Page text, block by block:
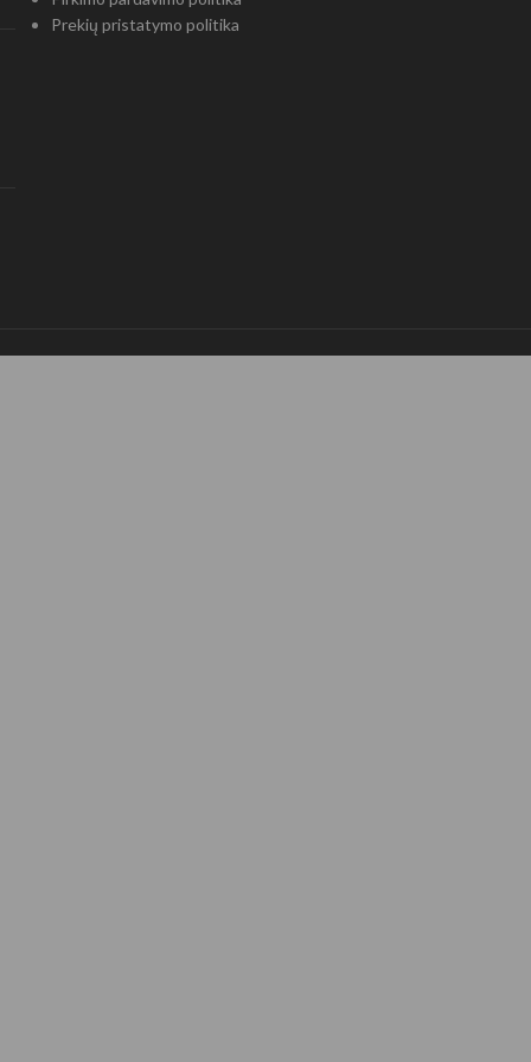
Prekių pristatymo politika